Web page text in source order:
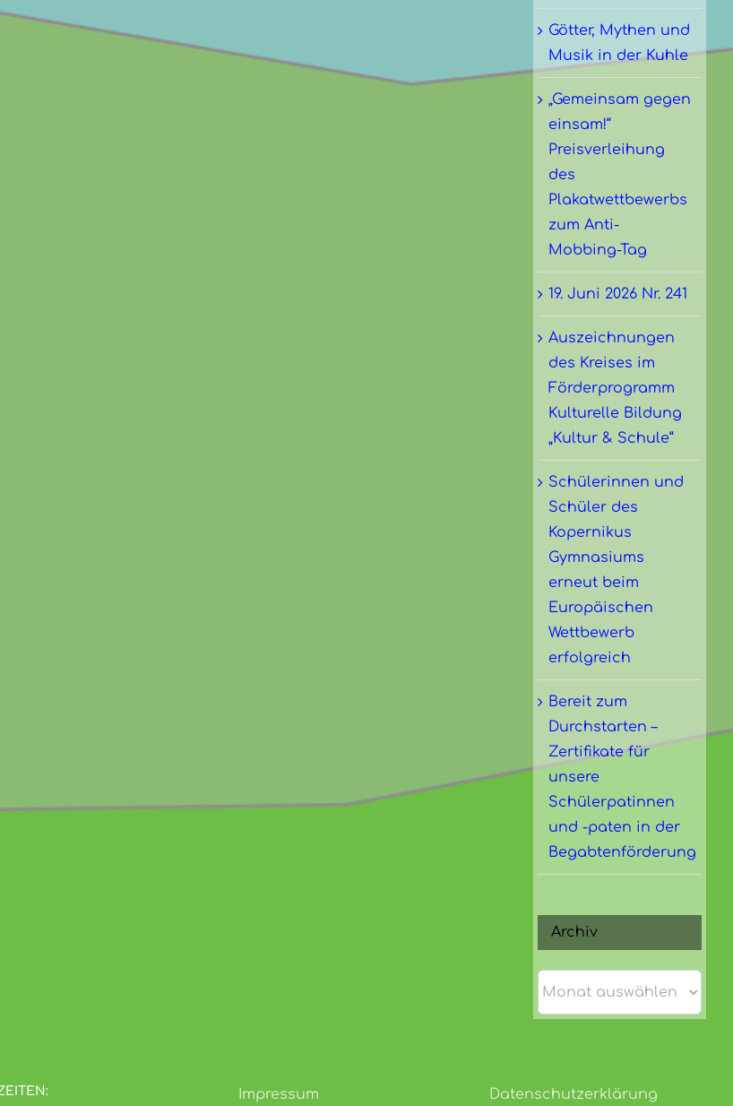
Götter, Mythen und
Musik in der Kuhle
„Gemeinsam gegen
einsam!“
Preisverleihung
des
Plakatwettbewerbs
zum Anti-
Mobbing-Tag
19. Juni 2026 Nr. 241
Auszeichnungen
des Kreises im
Förderprogramm
Kulturelle Bildung
„Kultur & Schule“
Schülerinnen und
Schüler des
Kopernikus
Gymnasiums
erneut beim
Europäischen
Wettbewerb
erfolgreich
Bereit zum
Durchstarten –
Zertifikate für
unsere
Schülerpatinnen
und -paten in der
Begabtenförderung
Archiv
Archiv
Impressum Datenschutzerklärung